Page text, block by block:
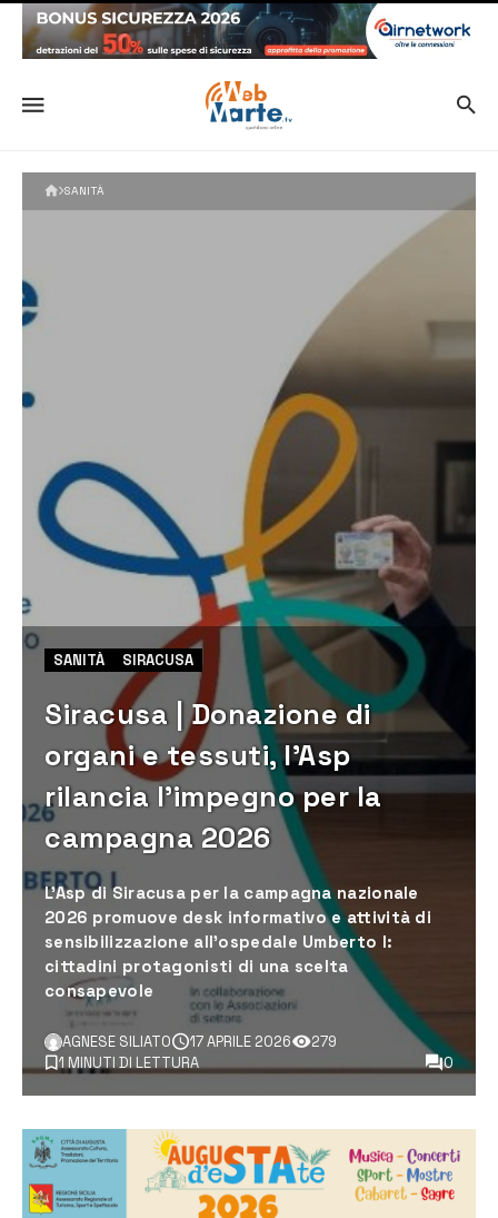
SANITÀ
SANITÀ SIRACUSA
Siracusa | Donazione di
organi e tessuti, l’Asp
rilancia l’impegno per la
campagna 2026
L’Asp di Siracusa per la campagna nazionale
2026 promuove desk informativo e attività di
sensibilizzazione all’ospedale Umberto I:
cittadini protagonisti di una scelta
consapevole
AGNESE SILIATO 17 APRILE 2026
279
1 MINUTI DI LETTURA
0